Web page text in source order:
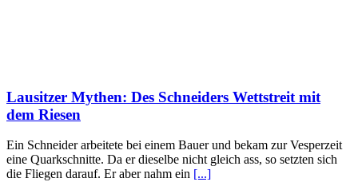
Lausitzer Mythen: Des Schneiders Wettstreit mit
dem Riesen
Ein Schneider arbeitete bei einem Bauer und bekam zur Vesperzeit
eine Quarkschnitte. Da er dieselbe nicht gleich ass, so setzten sich
die Fliegen darauf. Er aber nahm ein [...]